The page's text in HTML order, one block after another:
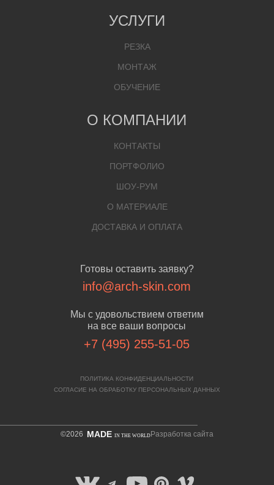
Готовы оставить заявку?
info@arch-skin.com
Мы с удовольствием ответим
на все ваши вопросы
+7 (495) 255-51-05
ПОЛИТИКА КОНФИДЕНЦИАЛЬНОСТИ
СОГЛАСИЕ НА ОБРАБОТКУ ПЕРСОНАЛЬНЫХ ДАННЫХ
УСЛУГИ
РЕЗКА
МОНТАЖ
ОБУЧЕНИЕ
О КОМПАНИИ
КОНТАКТЫ
ПОРТФОЛИО
ШОУ-РУМ
О МАТЕРИАЛЕ
ДОСТАВКА И ОПЛАТА
©2026 MADE IN THE WORLDРазработка сайта